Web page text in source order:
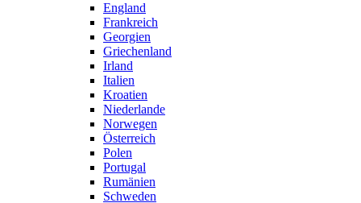
England
Frankreich
Georgien
Griechenland
Irland
Italien
Kroatien
Niederlande
Norwegen
Österreich
Polen
Portugal
Rumänien
Schweden